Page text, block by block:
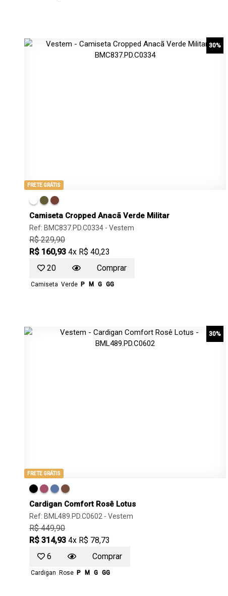
30%
FRETE GRÁTIS
Camiseta Cropped Anacã Verde Militar
Ref: BMC837.PD.C0334 - Vestem
R$ 229,90
R$ 160,93 4x R$ 40,23
20
Comprar
Camiseta Verde P M G GG
30%
FRETE GRÁTIS
Cardigan Comfort Rosê Lotus
Ref: BML489.PD.C0602 - Vestem
R$ 449,90
R$ 314,93 4x R$ 78,73
6
Comprar
Cardigan Rose P M G GG